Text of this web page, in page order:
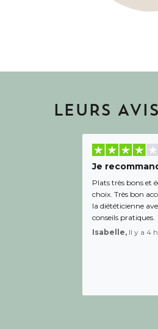
LEURS AVIS
Je
Plats très bons et
choix. Très bon
la diététicienne
conseils pratiques.
Isabelle, Il y a 4